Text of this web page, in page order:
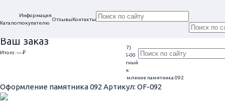
Каталог
Информация
покупателю
ОтзывыКонтакты
Ваш заказ
Итого:— ₽
Проконсультируем
+7 (917)
113-05-00
Обратный
звонок
Оформление памятника 092
Оформление памятника 092 Артикул: OF-092